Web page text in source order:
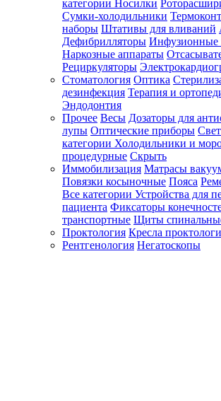
категории Носилки
Сумки-холодильники
наборы Штативы для вливаний
Дефибрилляторы Инфузионные
Наркозные аппараты
Рециркуляторы
Стоматология Оптика
дезинфекция Терапия и
Эндодонтия
Прочее Весы Дозаторы для
лупы Оптические приборы
категории Холодильники и
процедурные Скрыть
Иммобилизация Матрасы
Повязки косыночные Пояса
Все категории Устройства для
пациента Фиксаторы
транспортные Щиты
Проктология Кресла
Рентгенология Негатоскопы